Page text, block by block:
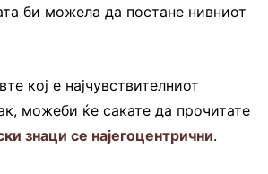
би можела да постане нивниот
кој е најчувствителниот
можеби ќе сакате да прочитате
знаци се најегоцентрични.